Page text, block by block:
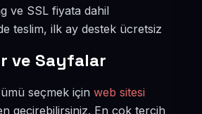
ve SSL fiyata dahil
teslim, ilk ay destek ücretsiz
ve Sayfalar
seçmek için web sitesi
geçirebilirsiniz. En çok tercih